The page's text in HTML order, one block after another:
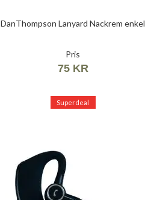
DanThompson Lanyard Nackrem enkel
Pris
75 KR
Superdeal